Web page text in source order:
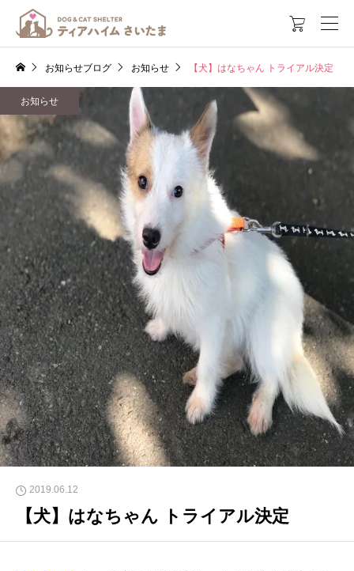

お知らせブログ お知らせ 【犬】はなちゃん トライアル決定
お知らせ
2019.06.12
【犬】はなちゃん トライアル決定